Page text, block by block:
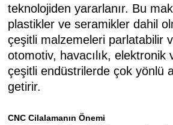
teknolojiden yararlanır. Bu
plastikler ve seramikler dahil
çeşitli malzemeleri parlatabilir
otomotiv, havacılık, elektronik
çeşitli endüstrilerde çok yönlü
getirir.
CNC Cilalamanın Önemi